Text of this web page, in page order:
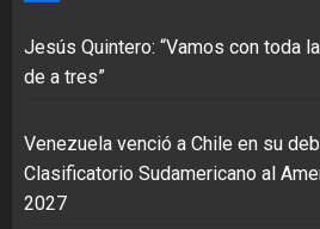
Jesús Quintero: “Vamos con toda
de a tres”
Venezuela venció a Chile en su
Clasificatorio Sudamericano al
2027